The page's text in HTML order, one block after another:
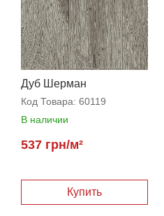
Дуб Шерман
Код Товара: 60119
В наличии
537 грн/м²